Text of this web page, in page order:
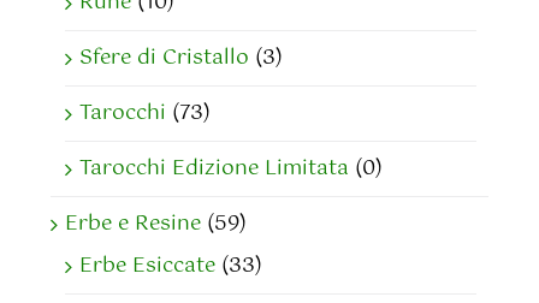
Sfere di Cristallo (3)
Tarocchi (73)
Tarocchi Edizione Limitata (0)
Erbe e Resine (59)
Erbe Esiccate (33)